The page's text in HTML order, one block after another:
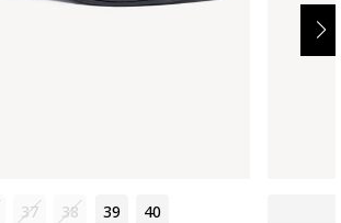
37 38 39 40